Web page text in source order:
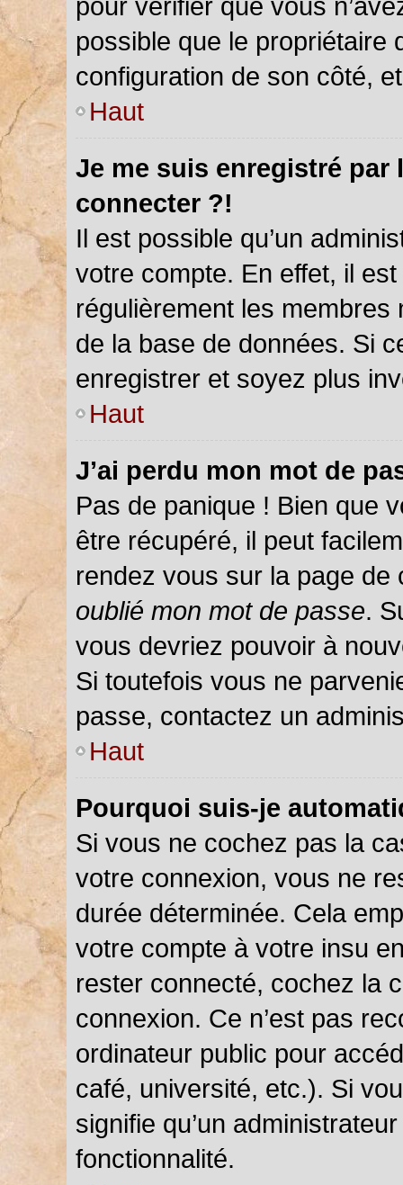
possible que le propriétaire
configuration de son côté,
Haut
Je me suis enregistré par
connecter ?!
Il est possible qu’un
votre compte. En effet, il
régulièrement les
de la base de données. Si
enregistrer et soyez plus
Haut
J’ai perdu mon mot de
Pas de panique ! Bien que
être récupéré, il peut
rendez vous sur la page
oublié mon mot de passe.
vous devriez pouvoir à
Si toutefois vous ne
passe, contactez un
Haut
Pourquoi suis-je
Si vous ne cochez pas la
votre connexion, vous ne
durée déterminée. Cela
votre compte à votre insu
rester connecté, cochez la
connexion. Ce n’est pas
ordinateur public pour
café, université, etc.). Si
signifie qu’un
fonctionnalité.